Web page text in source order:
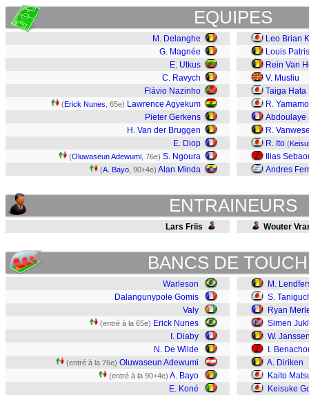
EQUIPES
M. Delanghe
G. Magnée
E. Utkus
C. Ravych
Flávio Nazinho
(Erick Nunes , 65e) Lawrence Agyekum
Pieter Gerkens
H. Van der Bruggen
E. Diop
(Oluwaseun Adewumi , 76e) S. Ngoura
(A. Bayo , 90+4e) Alan Minda
Leo Brian
Louis Patris
Rein Van
V. Musliu
Taiga Hata
R.
Abdoulaye
R.
R. Ito (
Ilias
Andres
ENTRAINEURS
Lars Friis Wouter
BANCS DE
Warleson
Dalangunypole Gomis
Valy
(entré à la 65e) Erick Nunes
I. Diaby
N. De Wilde
(entré à la 76e) Oluwaseun Adewumi
(entré à la 90+4e) A. Bayo
E. Koné
M.
S.
Ryan
Simen
W.
I.
A. Diriken
Kaito
Keisuke